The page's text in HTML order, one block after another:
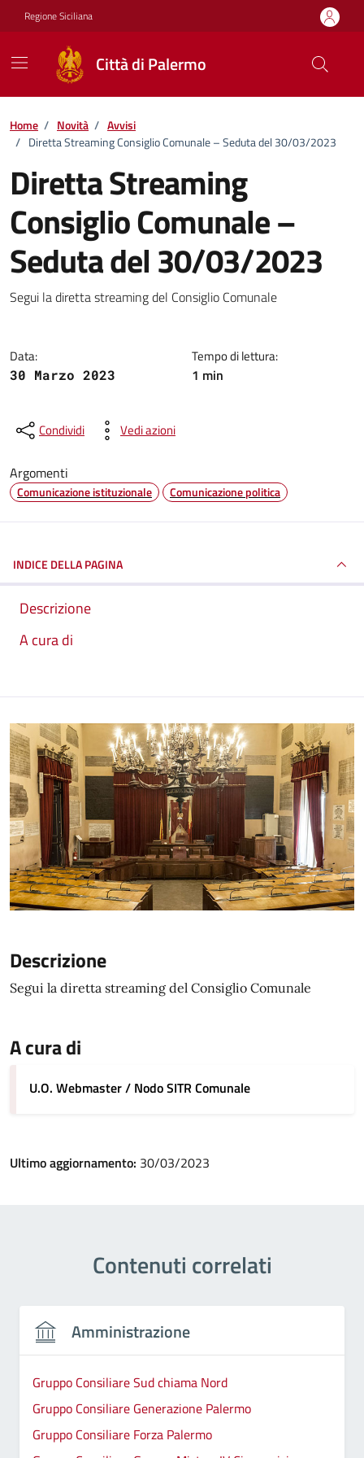
Vai ai contenuti
Vai al footer
Regione Siciliana
Città di Palermo
Home / Novità / Avvisi
/ Diretta Streaming Consiglio Comunale – Seduta del 30/03/2023
Diretta Streaming
Consiglio Comunale –
Seduta del 30/03/2023
Dettagli della notizia
Segui la diretta streaming del Consiglio Comunale
Data:
30 Marzo 2023
Tempo di lettura:
1 min
Condividi Vedi azioni
Argomenti
Comunicazione istituzionale Comunicazione politica
INDICE DELLA PAGINA
Descrizione
A cura di
Descrizione
Segui la diretta streaming del Consiglio Comunale
A cura di
U.O. Webmaster / Nodo SITR Comunale
Ultimo aggiornamento: 30/03/2023
Contenuti correlati
Amministrazione
Gruppo Consiliare Sud chiama Nord
Gruppo Consiliare Generazione Palermo
Gruppo Consiliare Forza Palermo